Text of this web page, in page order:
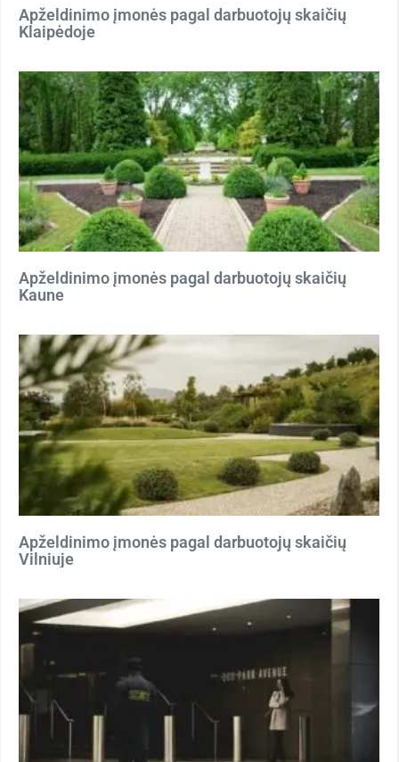
Apželdinimo įmonės pagal darbuotojų skaičių
Klaipėdoje
Apželdinimo įmonės pagal darbuotojų skaičių
Kaune
Apželdinimo įmonės pagal darbuotojų skaičių
Vilniuje